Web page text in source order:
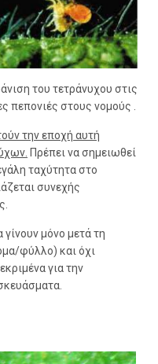
του τετράνυχου στις
πεπονιές στους νομούς .
την εποχή αυτή
Πρέπει να σημειωθεί
ταχύτητα στο
συνεχής
μόνο μετά τη
φύλλο) και όχι
για την